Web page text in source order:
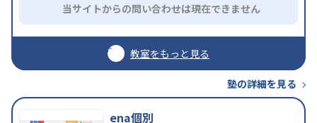
当サイトからの問い合わせは現在できません
教室をもっと見る
塾の詳細を見る
ena個別